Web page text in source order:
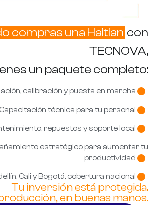
compras una Haitian con
TECNOVA,
un paquete completo:
calibración y puesta en marcha
Capacitación técnica para tu personal
repuestos y soporte local
estratégico para aumentar tu
productividad
Cali y Bogotá, cobertura nacional
Tu inversión está protegida.
en buenas manos.